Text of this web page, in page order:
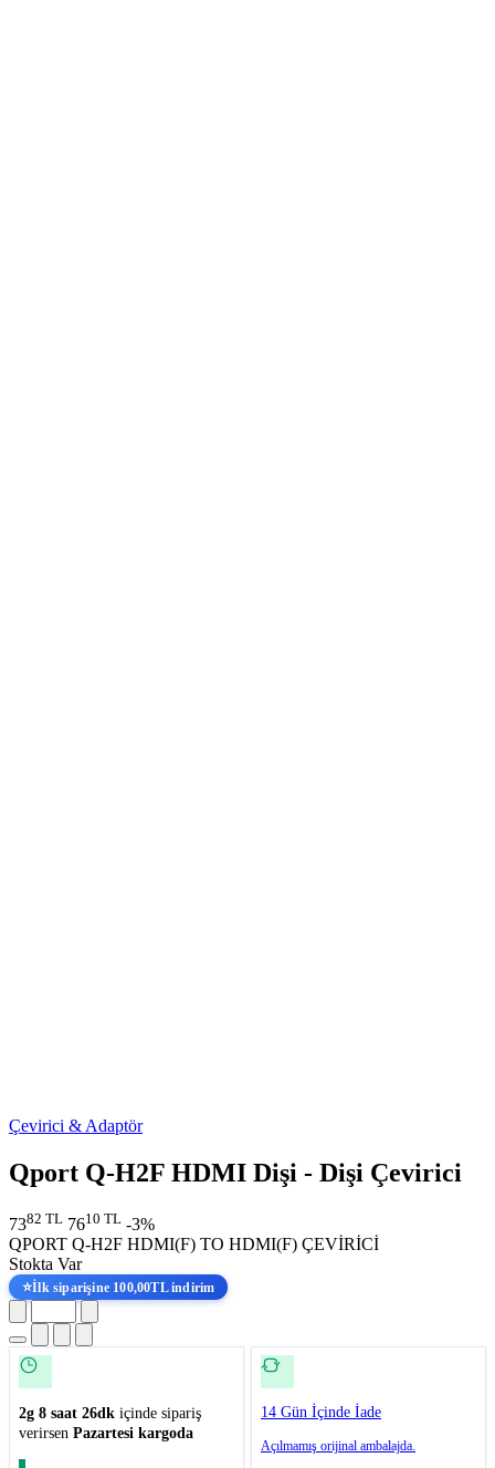
Çevirici & Adaptör
Qport Q-H2F HDMI Dişi - Dişi Çevirici
7382 TL 7610 TL -3%
QPORT Q-H2F HDMI(F) TO HDMI(F) ÇEVİRİCİ
Stokta Var
⭐İlk siparişine 100,00TL indirim
2g 8 saat 26dk içinde sipariş
verirsen Pazartesi kargoda
14 Gün İçinde İade
Açılmamış orijinal ambalajda.